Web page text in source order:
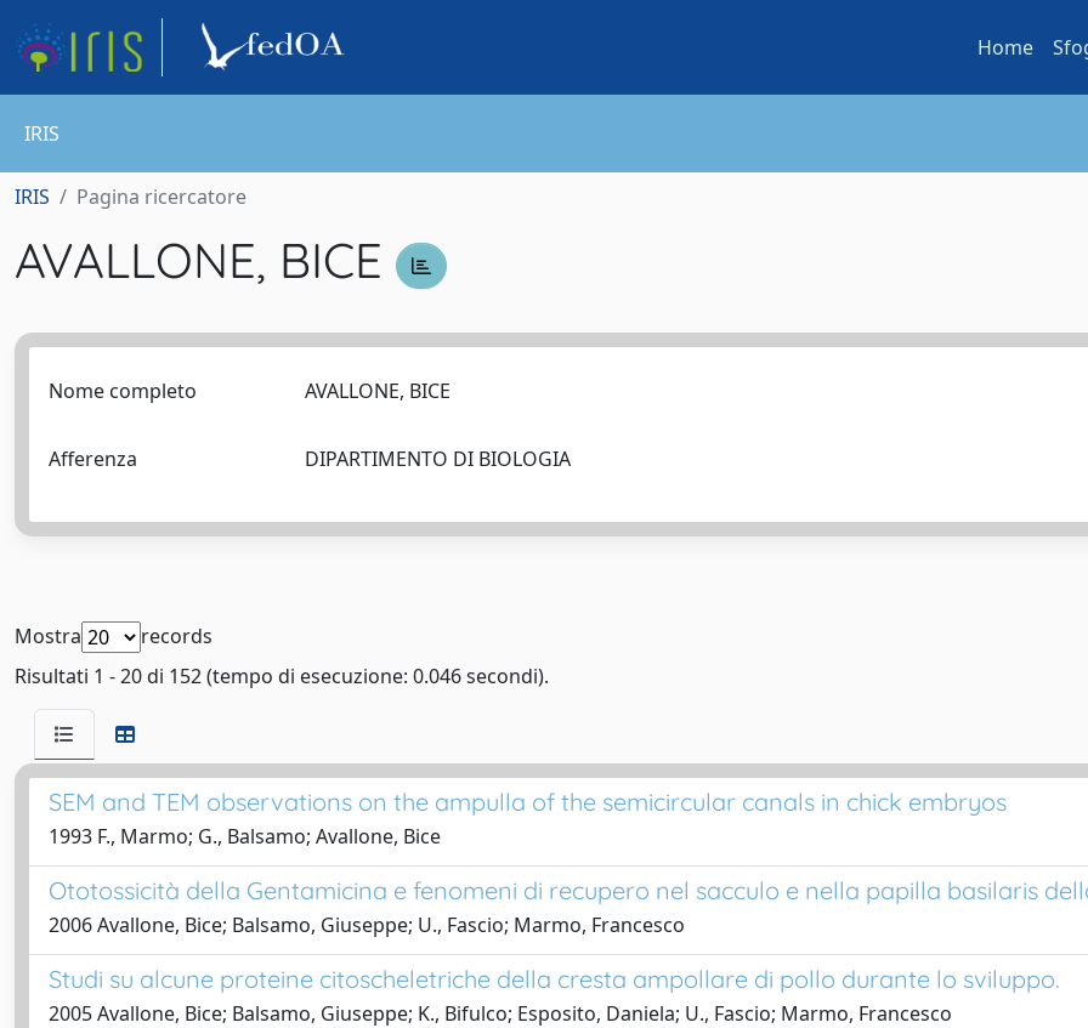
Home
IRIS
IRIS Pagina ricercatore
AVALLONE, BICE
Nome completo AVALLONE, BICE
Afferenza DIPARTIMENTO DI BIOLOGIA
Mostra
records
Risultati 1 - 20 di 152 (tempo di esecuzione: 0.046 secondi).
SEM and TEM observations on the ampulla of the semicircular canals in chick embryos
1993 F., Marmo; G., Balsamo; Avallone, Bice
Ototossicità della Gentamicina e fenomeni di recupero nel sacculo e nella papilla basilaris
2006 Avallone, Bice; Balsamo, Giuseppe; U., Fascio; Marmo, Francesco
Studi su alcune proteine citoscheletriche della cresta ampollare di pollo durante lo sviluppo.
2005 Avallone, Bice; Balsamo, Giuseppe; K., Bifulco; Esposito, Daniela; U., Fascio; Marmo, Francesco